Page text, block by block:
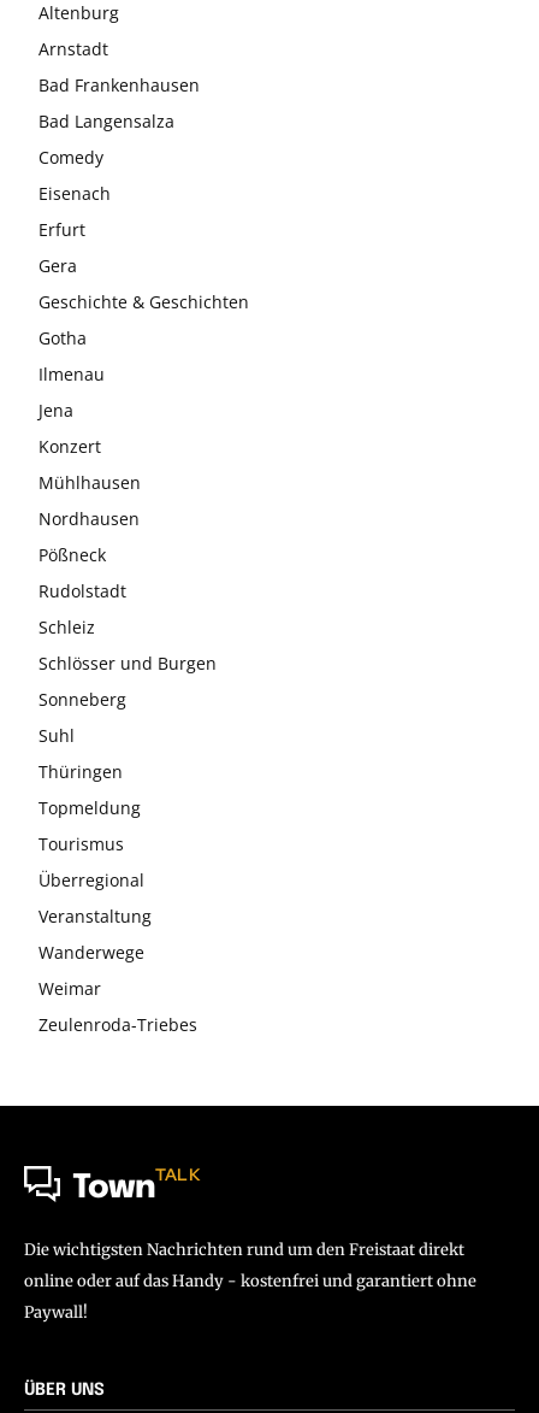
Altenburg
Arnstadt
Bad Frankenhausen
Bad Langensalza
Comedy
Eisenach
Erfurt
Gera
Geschichte & Geschichten
Gotha
Ilmenau
Jena
Konzert
Mühlhausen
Nordhausen
Pößneck
Rudolstadt
Schleiz
Schlösser und Burgen
Sonneberg
Suhl
Thüringen
Topmeldung
Tourismus
Überregional
Veranstaltung
Wanderwege
Weimar
Zeulenroda-Triebes
TownTALK
Die wichtigsten Nachrichten rund um den Freistaat direkt
online oder auf das Handy - kostenfrei und garantiert ohne
Paywall!
ÜBER UNS